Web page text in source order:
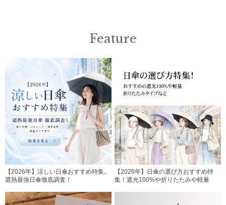
Feature
【2026年】涼しい日傘おすすめ特集。
遮熱最強日傘徹底調査！
【2026年】日傘の選び方おすすめ特
集！遮光100%や折りたたみや軽量